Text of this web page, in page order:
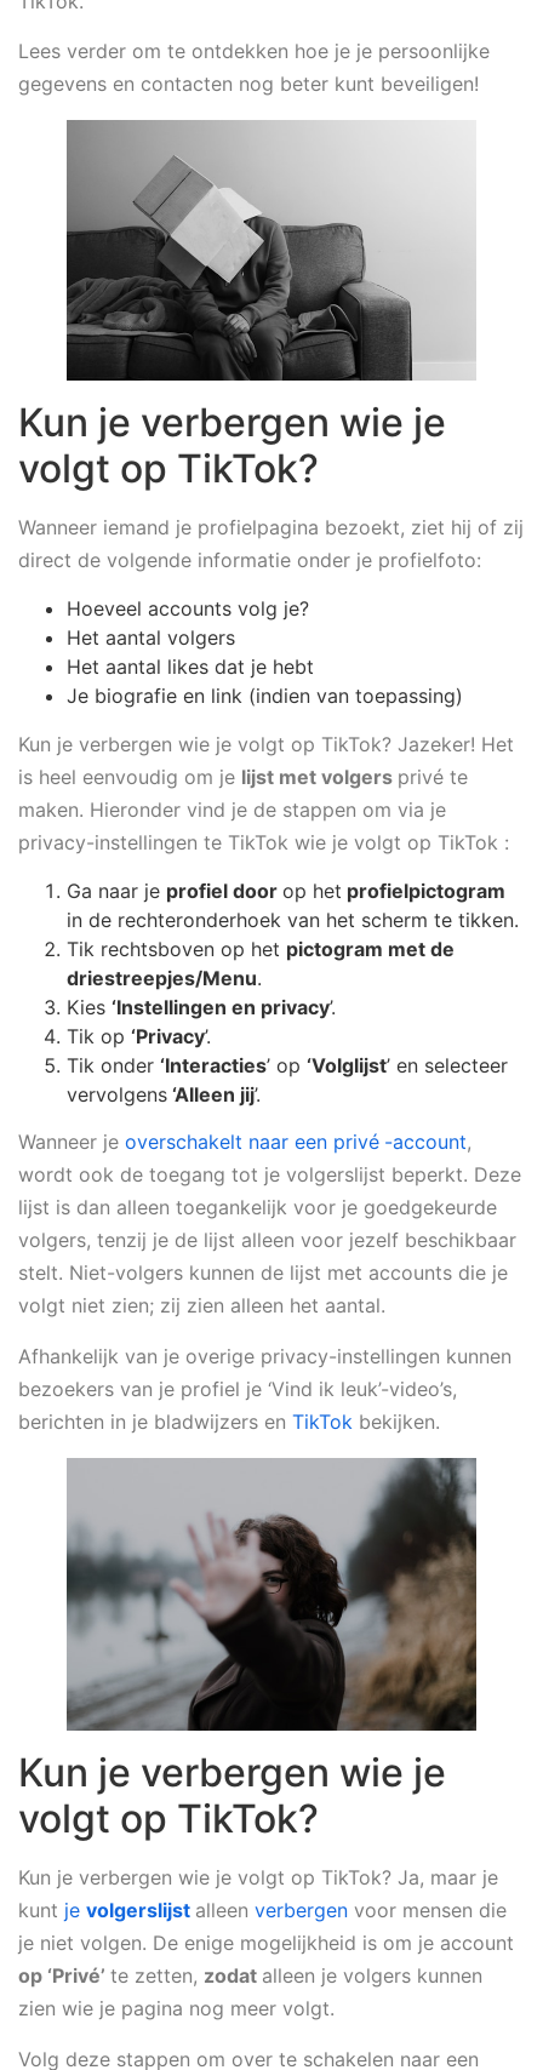
Lees verder om te ontdekken hoe je je persoonlijke
gegevens en contacten nog beter kunt beveiligen!
Kun je verbergen wie je
volgt op TikTok?
Wanneer iemand je profielpagina bezoekt, ziet hij of zij
direct de volgende informatie onder je profielfoto:
Hoeveel accounts volg je?
Het aantal volgers
Het aantal likes dat je hebt
Je biografie en link (indien van toepassing)
Kun je verbergen wie je volgt op TikTok? Jazeker! Het
is heel eenvoudig om je lijst met volgers privé te
maken. Hieronder vind je de stappen om via je
privacy-instellingen te TikTok wie je volgt op TikTok :
Ga naar je profiel door op het profielpictogram
in de rechteronderhoek van het scherm te tikken.
Tik rechtsboven op het pictogram met de
driestreepjes/Menu.
Kies ‘Instellingen en privacy’.
Tik op ‘Privacy’.
Tik onder ‘Interacties’ op ‘Volglijst’ en selecteer
vervolgens ‘Alleen jij’.
Wanneer je overschakelt naar een privé -account,
wordt ook de toegang tot je volgerslijst beperkt. Deze
lijst is dan alleen toegankelijk voor je goedgekeurde
volgers, tenzij je de lijst alleen voor jezelf beschikbaar
stelt. Niet-volgers kunnen de lijst met accounts die je
volgt niet zien; zij zien alleen het aantal.
Afhankelijk van je overige privacy-instellingen kunnen
bezoekers van je profiel je ‘Vind ik leuk’-video’s,
berichten in je bladwijzers en TikTok bekijken.
Kun je verbergen wie je
volgt op TikTok?
Kun je verbergen wie je volgt op TikTok? Ja, maar je
kunt je volgerslijst alleen verbergen voor mensen die
je niet volgen. De enige mogelijkheid is om je account
op ‘Privé’ te zetten, zodat alleen je volgers kunnen
zien wie je pagina nog meer volgt.
Volg deze stappen om over te schakelen naar een